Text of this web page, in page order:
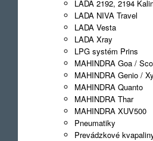
LADA 2192, 2194
LADA NIVA Travel
LADA Vesta
LADA Xray
LPG systém Prins
MAHINDRA Goa /
MAHINDRA Genio /
MAHINDRA Quanto
MAHINDRA Thar
MAHINDRA XUV500
Pneumatiky
Prevádzkové